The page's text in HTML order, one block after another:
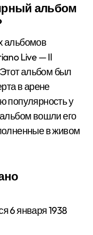
альбом
альбомов
Live — Il
альбом был
в арене
популярность у
вошли его
в живом
6 января 1938